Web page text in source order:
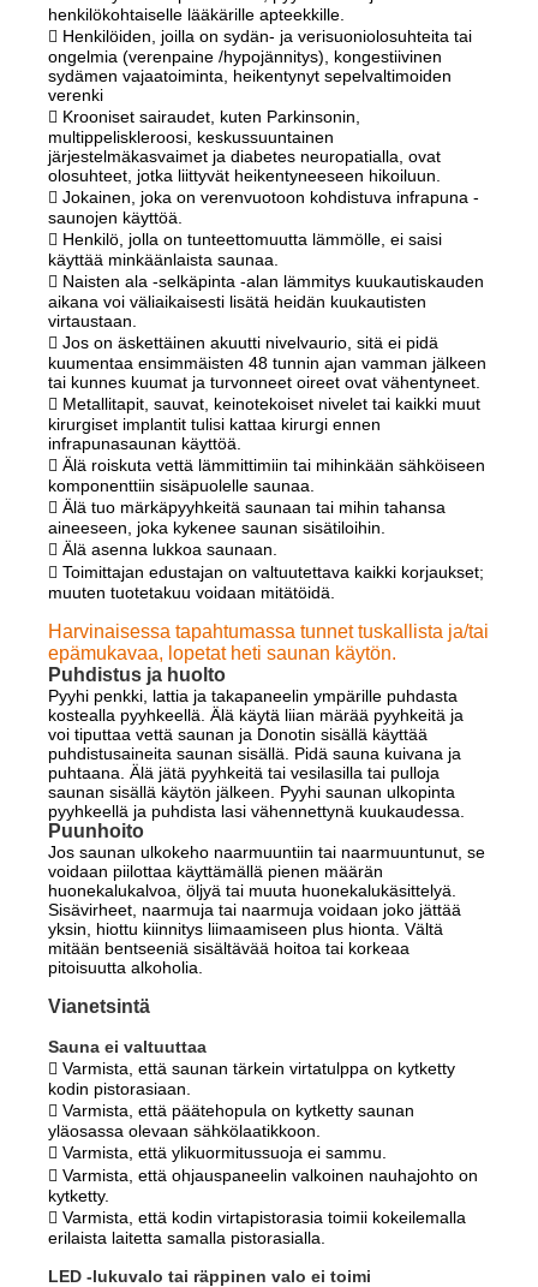
henkilökohtaiselle lääkärille apteekkille.
 Henkilöiden, joilla on sydän- ja verisuoniolosuhteita tai
ongelmia (verenpaine /hypojännitys), kongestiivinen
sydämen vajaatoiminta, heikentynyt sepelvaltimoiden
verenki
 Krooniset sairaudet, kuten Parkinsonin,
multippeliskleroosi, keskussuuntainen
järjestelmäkasvaimet ja diabetes neuropatialla, ovat
olosuhteet, jotka liittyvät heikentyneeseen hikoiluun.
 Jokainen, joka on verenvuotoon kohdistuva infrapuna -
saunojen käyttöä.
 Henkilö, jolla on tunteettomuutta lämmölle, ei saisi
käyttää minkäänlaista saunaa.
 Naisten ala -selkäpinta -alan lämmitys kuukautiskauden
aikana voi väliaikaisesti lisätä heidän kuukautisten
virtaustaan.
 Jos on äskettäinen akuutti nivelvaurio, sitä ei pidä
kuumentaa ensimmäisten 48 tunnin ajan vamman jälkeen
tai kunnes kuumat ja turvonneet oireet ovat vähentyneet.
 Metallitapit, sauvat, keinotekoiset nivelet tai kaikki muut
kirurgiset implantit tulisi kattaa kirurgi ennen
infrapunasaunan käyttöä.
 Älä roiskuta vettä lämmittimiin tai mihinkään sähköiseen
komponenttiin sisäpuolelle saunaa.
 Älä tuo märkäpyyhkeitä saunaan tai mihin tahansa
aineeseen, joka kykenee saunan sisätiloihin.
 Älä asenna lukkoa saunaan.
 Toimittajan edustajan on valtuutettava kaikki korjaukset;
muuten tuotetakuu voidaan mitätöidä.
Harvinaisessa tapahtumassa tunnet tuskallista ja/tai
epämukavaa, lopetat heti saunan käytön.
Puhdistus ja huolto
Pyyhi penkki, lattia ja takapaneelin ympärille puhdasta
kostealla pyyhkeellä. Älä käytä liian märää pyyhkeitä ja
voi tiputtaa vettä saunan ja Donotin sisällä käyttää
puhdistusaineita saunan sisällä. Pidä sauna kuivana ja
puhtaana. Älä jätä pyyhkeitä tai vesilasilla tai pulloja
saunan sisällä käytön jälkeen. Pyyhi saunan ulkopinta
pyyhkeellä ja puhdista lasi vähennettynä kuukaudessa.
Puunhoito
Jos saunan ulkokeho naarmuuntiin tai naarmuuntunut, se
voidaan piilottaa käyttämällä pienen määrän
huonekalukalvoa, öljyä tai muuta huonekalukäsittelyä.
Sisävirheet, naarmuja tai naarmuja voidaan joko jättää
yksin, hiottu kiinnitys liimaamiseen plus hionta. Vältä
mitään bentseeniä sisältävää hoitoa tai korkeaa
pitoisuutta alkoholia.
Vianetsintä
Sauna ei valtuuttaa
 Varmista, että saunan tärkein virtatulppa on kytketty
kodin pistorasiaan.
 Varmista, että päätehopula on kytketty saunan
yläosassa olevaan sähkölaatikkoon.
 Varmista, että ylikuormitussuoja ei sammu.
 Varmista, että ohjauspaneelin valkoinen nauhajohto on
kytketty.
 Varmista, että kodin virtapistorasia toimii kokeilemalla
erilaista laitetta samalla pistorasialla.
LED -lukuvalo tai räppinen valo ei toimi